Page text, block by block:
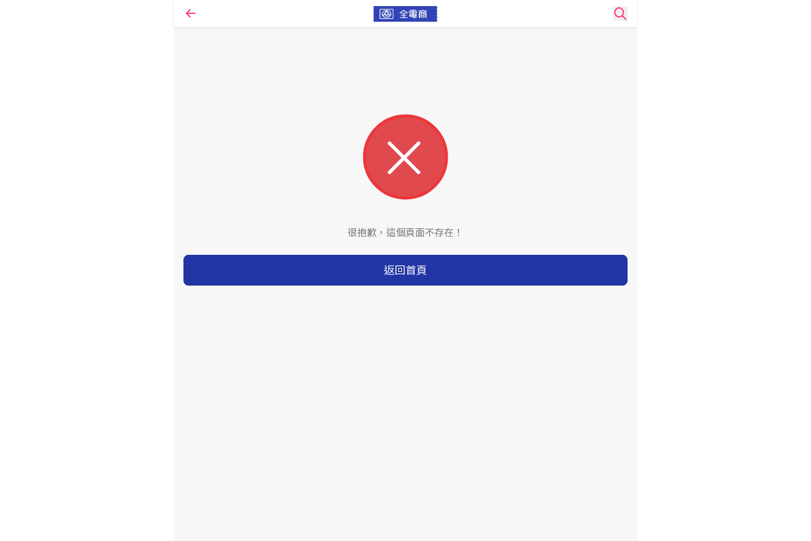
很抱歉，這個頁面不存在！
返回首頁